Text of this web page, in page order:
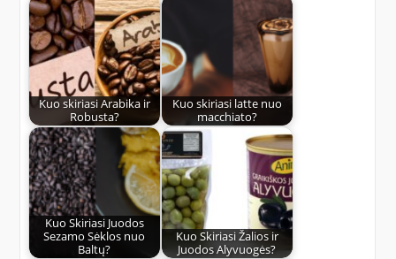
Kuo skiriasi Arabika ir
Robusta?
Kuo skiriasi latte nuo
macchiato?
Kuo Skiriasi Juodos
Sezamo Sėklos nuo
Baltų?
Kuo Skiriasi Žalios ir
Juodos Alyvuogės?